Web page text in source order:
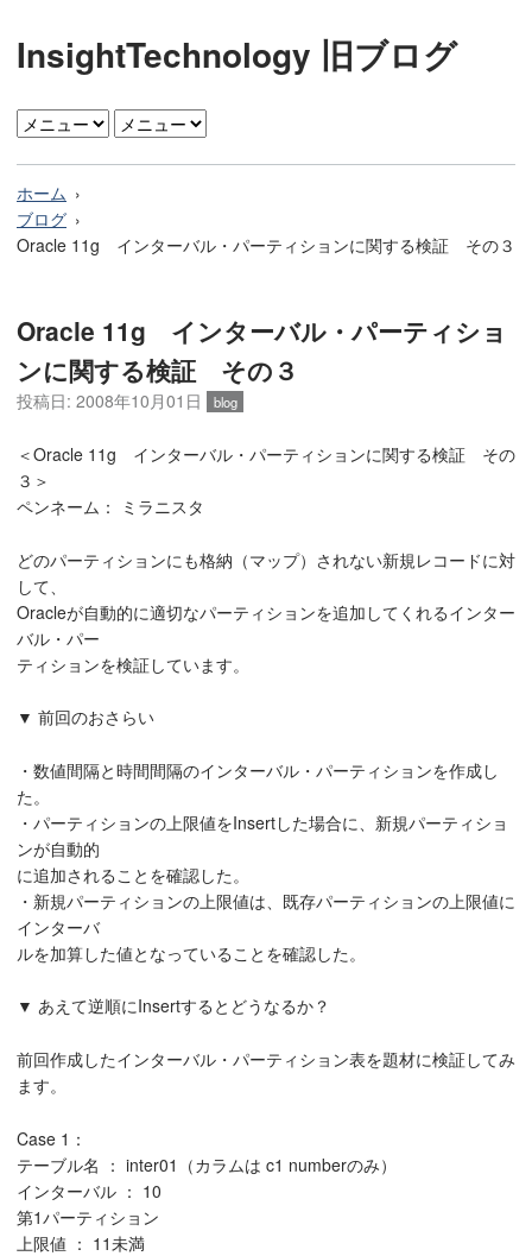
InsightTechnology 旧ブログ
ホーム
ブログ
Oracle 11g インターバル・パーティションに関する検証 その３
Oracle 11g インターバル・パーティショ
ンに関する検証 その３
投稿日: 2008年10月01日 blog
＜Oracle 11g インターバル・パーティションに関する検証 その
３＞
ペンネーム： ミラニスタ
どのパーティションにも格納（マップ）されない新規レコードに対
して、
Oracleが自動的に適切なパーティションを追加してくれるインター
バル・パー
ティションを検証しています。
▼ 前回のおさらい
・数値間隔と時間間隔のインターバル・パーティションを作成し
た。
・パーティションの上限値をInsertした場合に、新規パーティショ
ンが自動的
に追加されることを確認した。
・新規パーティションの上限値は、既存パーティションの上限値に
インターバ
ルを加算した値となっていることを確認した。
▼ あえて逆順にInsertするとどうなるか？
前回作成したインターバル・パーティション表を題材に検証してみ
ます。
Case 1：
テーブル名 ： inter01（カラムは c1 numberのみ）
インターバル ： 10
第1パーティション
上限値 ： 11未満